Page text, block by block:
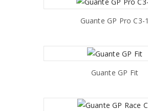
AÑADIR AL CARRITO
Guante GP Pro C3-1
AÑADIR AL CARRITO
Guante GP Fit